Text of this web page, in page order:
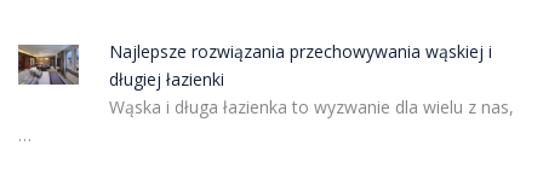
Najlepsze rozwiązania przechowywania wąskiej i
długiej łazienki
Wąska i długa łazienka to wyzwanie dla wielu z nas,
…